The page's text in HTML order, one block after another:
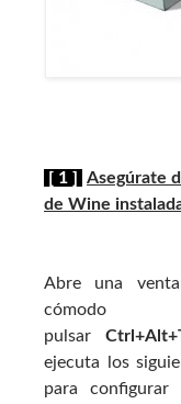
[ 1 ]
Asegúrate
de Wine
Abre una
pulsar
ejecuta los
para